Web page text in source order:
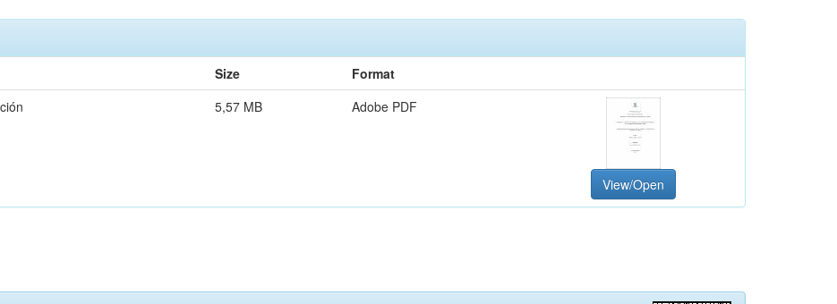
Size
Format
5,57 MB Adobe PDF
View/Open